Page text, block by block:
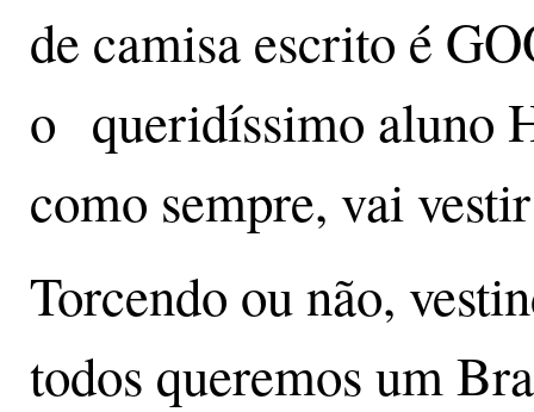
de camisa escrito é
o queridíssimo aluno
como sempre, vai
Torcendo ou não,
todos queremos um